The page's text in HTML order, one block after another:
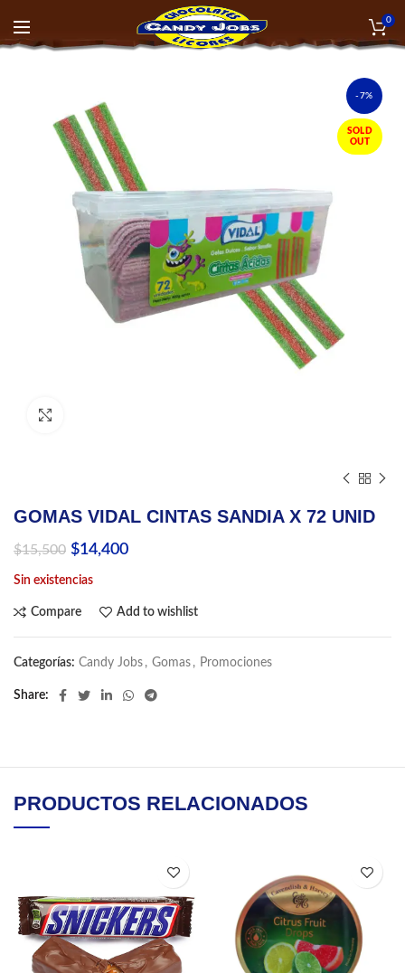
0
-7%
SOLD
OUT
GOMAS VIDAL CINTAS SANDIA X 72 UNID
$15,500 El
original
era:
$14,400El
es:
Sin existencias
Compare Add to wishlist
Categorías: Candy Jobs , Gomas , Promociones
Share
PRODUCTOS RELACIONADOS